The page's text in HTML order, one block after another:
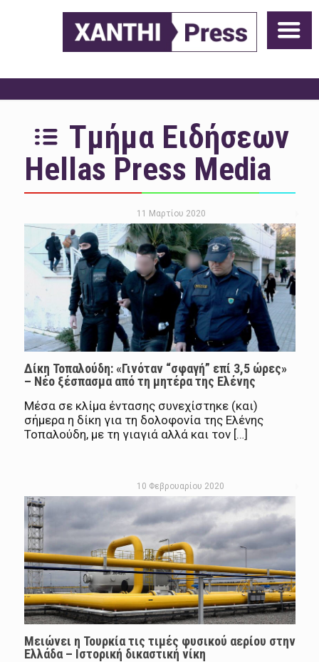
Τμήμα Ειδήσεων
Hellas Press Media
11 Μαρτίου 2020
Δίκη Τοπαλούδη: «Γινόταν “σφαγή” επί 3,5 ώρες»
– Νέο ξέσπασμα από τη μητέρα της Ελένης
Μέσα σε κλίμα έντασης συνεχίστηκε (και)
σήμερα η δίκη για τη δολοφονία της Ελένης
Τοπαλούδη, με τη γιαγιά αλλά και τον […]
10 Φεβρουαρίου 2020
Μειώνει η Τουρκία τις τιμές φυσικού αερίου στην
Ελλάδα – Ιστορική δικαστική νίκη